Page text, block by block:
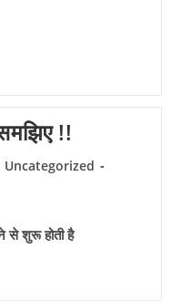
!!
Uncategorized
से शुरू होती है